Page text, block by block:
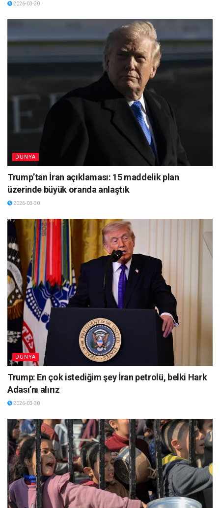
2026-03-30
DÜNYA
Trump’tan İran açıklaması: 15 maddelik plan
üzerinde büyük oranda anlaştık
2026-03-30
DÜNYA
Trump: En çok istediğim şey İran petrolü, belki Hark
Adası’nı alırız
2026-03-30